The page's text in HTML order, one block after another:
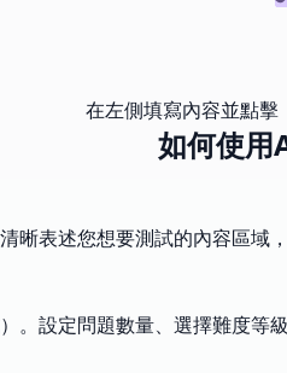
在左側填寫內容並點擊
如何使用
表述您想要測試的內容區域
設定問題數量、選擇難度等